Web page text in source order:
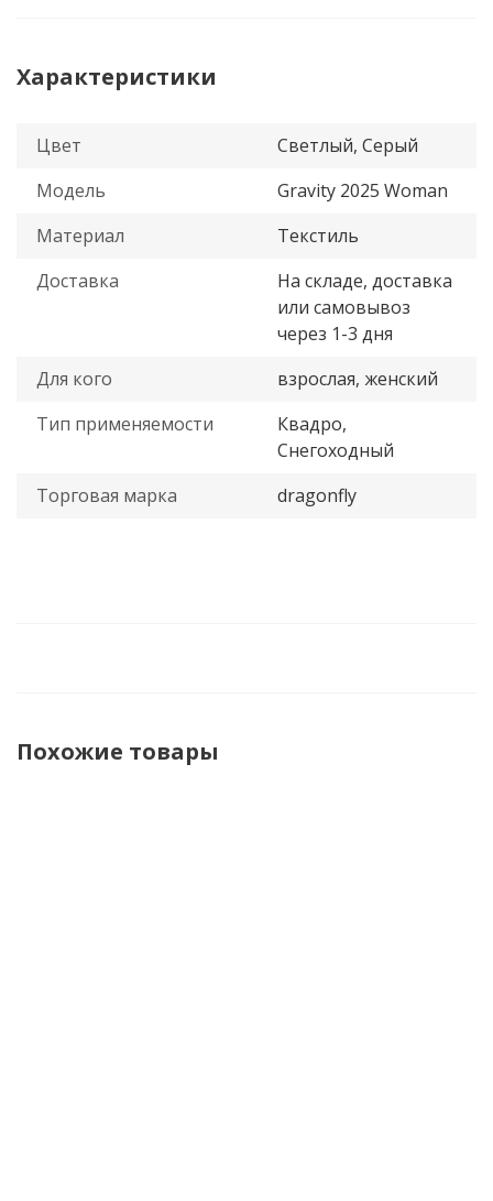
Характеристики
Цвет
Светлый, Серый
Модель
Gravity 2025 Woman
Материал
Текстиль
Доставка
На складе, доставка
или самовывоз
через 1-3 дня
Для кого
взрослая, женский
Тип применяемости
Квадро,
Снегоходный
Торговая марка
dragonfly
Похожие товары